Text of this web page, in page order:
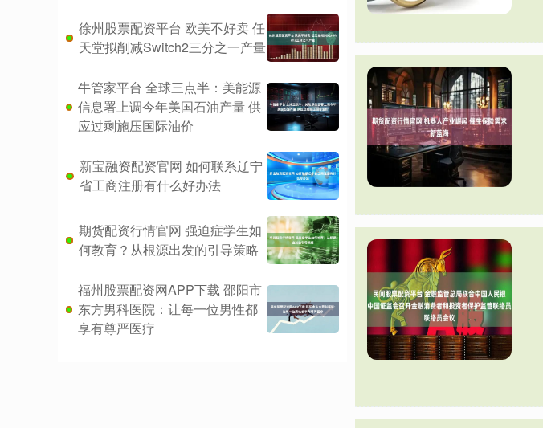
徐州股票配资平台 欧美不好卖 任
天堂拟削减Switch2三分之一产量
牛管家平台 全球三点半：美能源
信息署上调今年美国石油产量 供
应过剩施压国际油价
新宝融资配资官网 如何联系辽宁
省工商注册有什么好办法
期货配资行情官网 强迫症学生如
何教育？从根源出发的引导策略
福州股票配资网APP下载 邵阳市
东方男科医院：让每一位男性都
享有尊严医疗